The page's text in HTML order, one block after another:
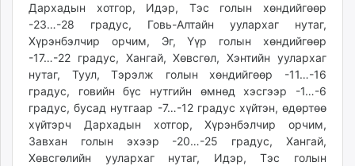
tvmongolia.mn
mass.mn
unegui.mn
assa.mn
toim.mn
tac.mn
paparazzi.mn
unread.today
Дархадын хотгор, Идэр, Тэс голын хөндийгөөр
-23…-28 градус, Говь-Алтайн уулархаг нутаг,
Хүрэнбэлчир орчим, Эг, Үүр голын хөндийгөөр
-17…-22 градус, Хангай, Хөвсгөл, Хэнтийн уулархаг
нутаг, Туул, Тэрэлж голын хөндийгөөр -11…-16
градус, говийн бүс нутгийн өмнөд хэсгээр -1…-6
градус, бусад нутгаар -7…-12 градус хүйтэн, өдөртөө
хүйтэрч Дархадын хотгор, Хүрэнбэлчир орчим,
Завхан голын эхээр -20…-25 градус, Хангай,
Хөвсгөлийн уулархаг нутаг, Идэр, Тэс голын